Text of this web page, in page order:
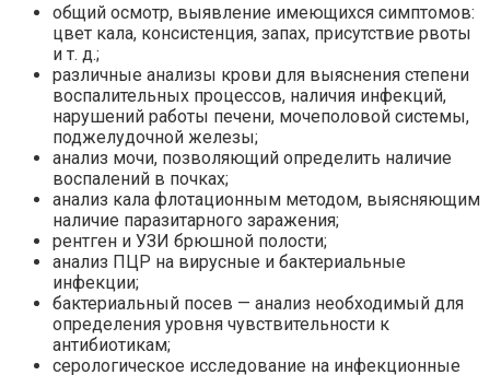
общий осмотр, выявление имеющихся симптомов:
цвет кала, консистенция, запах, присутствие рвоты
и т. д.;
различные анализы крови для выяснения степени
воспалительных процессов, наличия инфекций,
нарушений работы печени, мочеполовой системы,
поджелудочной железы;
анализ мочи, позволяющий определить наличие
воспалений в почках;
анализ кала флотационным методом, выясняющим
наличие паразитарного заражения;
рентген и УЗИ брюшной полости;
анализ ПЦР на вирусные и бактериальные
инфекции;
бактериальный посев — анализ необходимый для
определения уровня чувствительности к
антибиотикам;
серологическое исследование на инфекционные